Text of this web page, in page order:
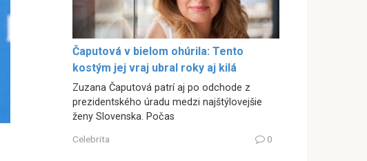
Čaputová v bielom ohúrila: Tento
kostým jej vraj ubral roky aj kilá
Zuzana Čaputová patrí aj po odchode z
prezidentského úradu medzi najštýlovejšie
ženy Slovenska. Počas
Celebrita 0